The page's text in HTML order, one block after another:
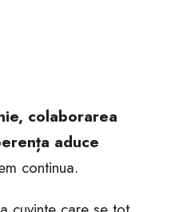
colaborarea
aduce
continua.